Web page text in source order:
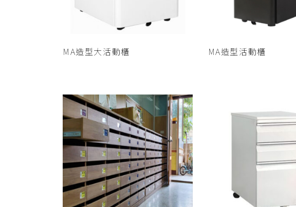
查看內容
MA造型大活動櫃 查看內容
MA造型活動櫃